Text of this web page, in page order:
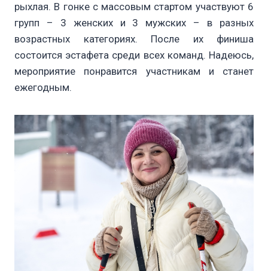
рыхлая. В гонке с массовым стартом участвуют 6
групп – 3 женских и 3 мужских – в разных
возрастных категориях. После их финиша
состоится эстафета среди всех команд. Надеюсь,
мероприятие понравится участникам и станет
ежегодным.